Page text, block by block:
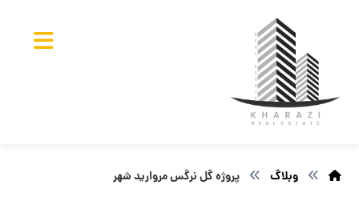
وبلاگ پروژه گل نرگس مروارید شهر